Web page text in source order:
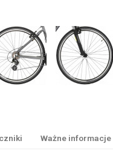
Ważne informacje